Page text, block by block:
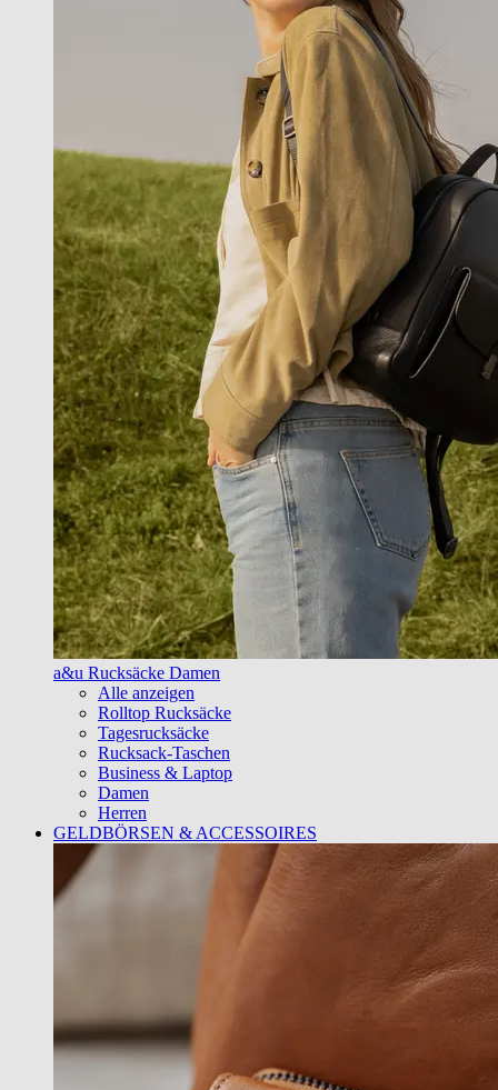
a&u Rucksäcke Damen
Alle anzeigen
Rolltop Rucksäcke
Tagesrucksäcke
Rucksack-Taschen
Business & Laptop
Damen
Herren
GELDBÖRSEN & ACCESSOIRES